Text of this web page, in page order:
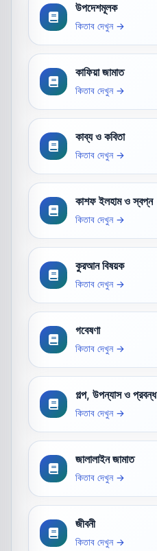
উপদেশমূলক
কিতাব দেখুন →
কাফিয়া জামাত
কিতাব দেখুন →
কাব্য ও কবিতা
কিতাব দেখুন →
কাশফ ইলহাম ও স্বপ্ন
কিতাব দেখুন →
কুরআন বিষয়ক
কিতাব দেখুন →
গবেষণা
কিতাব দেখুন →
গল্প, উপন্যাস ও প্রবন্ধ
কিতাব দেখুন →
জালালাইন জামাত
কিতাব দেখুন →
জীবনী
কিতাব দেখুন →